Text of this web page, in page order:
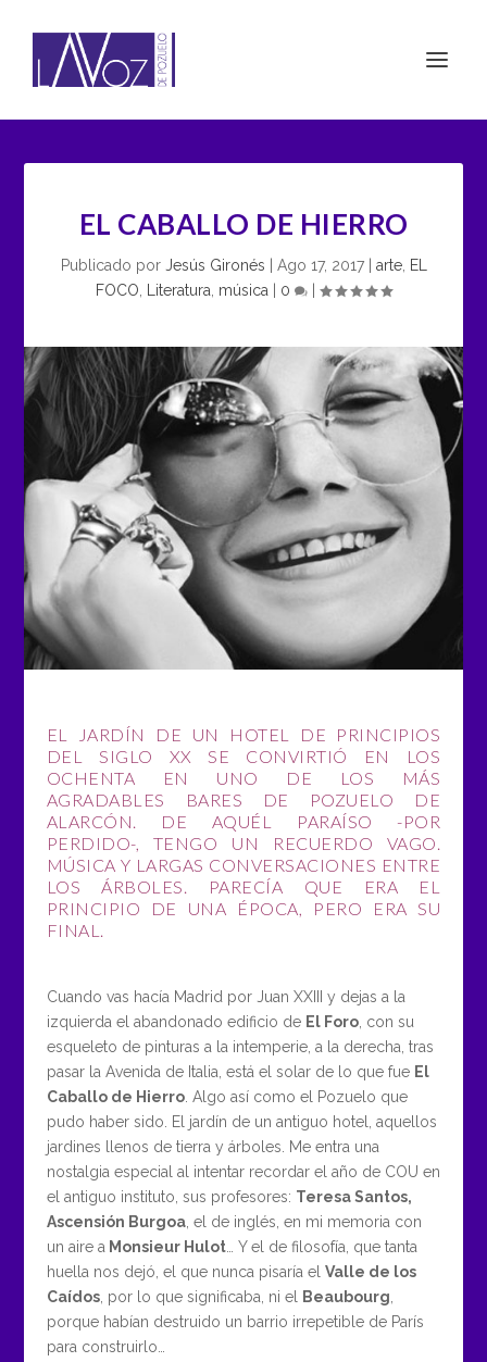
EL CABALLO DE HIERRO
Publicado por Jesús Gironés Ago 17, 2017| arte, EL
FOCO
Literatura música 0
EL JARDÍN DE UN HOTEL DE PRINCIPIOS
DEL SIGLO XX SE CONVIRTIÓ EN LOS
OCHENTA EN UNO DE LOS MÁS
AGRADABLES BARES DE POZUELO DE
ALARCÓN. DE AQUÉL PARAÍSO -POR
PERDIDO-, TENGO UN RECUERDO VAGO.
MÚSICA Y LARGAS CONVERSACIONES ENTRE
LOS ÁRBOLES. PARECÍA QUE ERA EL
PRINCIPIO DE UNA ÉPOCA, PERO ERA SU
FINAL.
Cuando vas hacía Madrid por Juan XXIII y dejas a la
izquierda el abandonado edificio de El Foro, con su
esqueleto de pinturas a la intemperie, a la derecha, tras
pasar la Avenida de Italia, está el solar de lo que fue El
Caballo de Hierro. Algo así como el Pozuelo que
pudo haber sido. El jardín de un antiguo hotel, aquellos
jardines llenos de tierra y árboles. Me entra una
nostalgia especial al intentar recordar el año de COU en
el antiguo instituto, sus profesores: Teresa Santos,
Ascensión Burgoa, el de inglés, en mi memoria con
un aire a Monsieur Hulot… Y el de filosofía, que tanta
huella nos dejó, el que nunca pisaría el Valle de los
Caídos, por lo que significaba, ni el Beaubourg
porque habían destruido un barrio irrepetible de París
para construirlo…